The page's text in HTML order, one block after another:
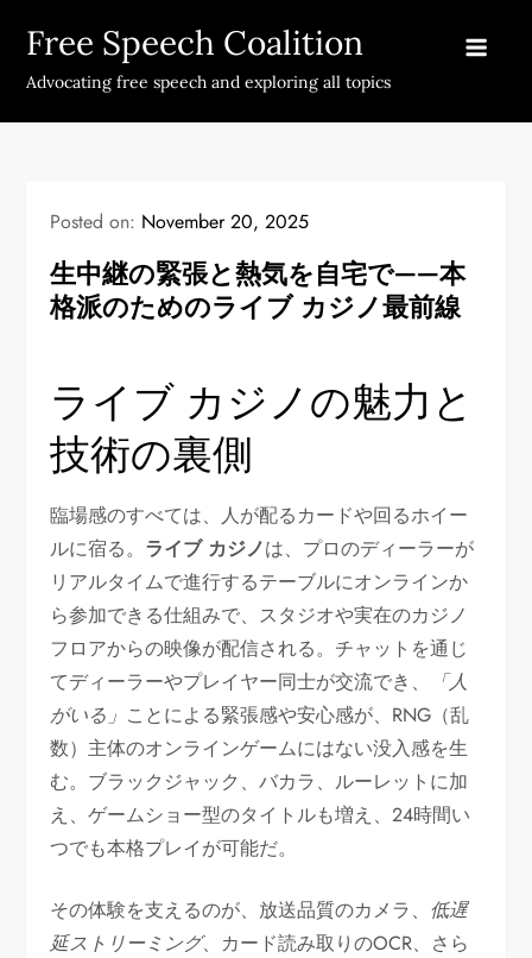
content
Free Speech Coalition
Advocating free speech and exploring all topics
Posted on: November 20, 2025
生中継の緊張と熱気を自宅で——本
格派のためのライブ カジノ最前線
ライブ カジノの魅力と
技術の裏側
臨場感のすべては、人が配るカードや回るホイー
ルに宿る。 ライブ カジノは、プロのディーラーが
リアルタイムで進行するテーブルにオンラインか
ら参加できる仕組みで、スタジオや実在のカジノ
フロアからの映像が配信される。チャットを通じ
てディーラーやプレイヤー同士が交流でき、
「人
がいる」 ことによる緊張感や安心感が、RNG（乱
数）主体のオンラインゲームにはない没入感を生
む。ブラックジャック、バカラ、ルーレットに加
え、ゲームショー型のタイトルも増え、24時間い
つでも本格プレイが可能だ。
その体験を支えるのが、放送品質のカメラ、 低遅
延ストリーミング、カード読み取りのOCR、さら